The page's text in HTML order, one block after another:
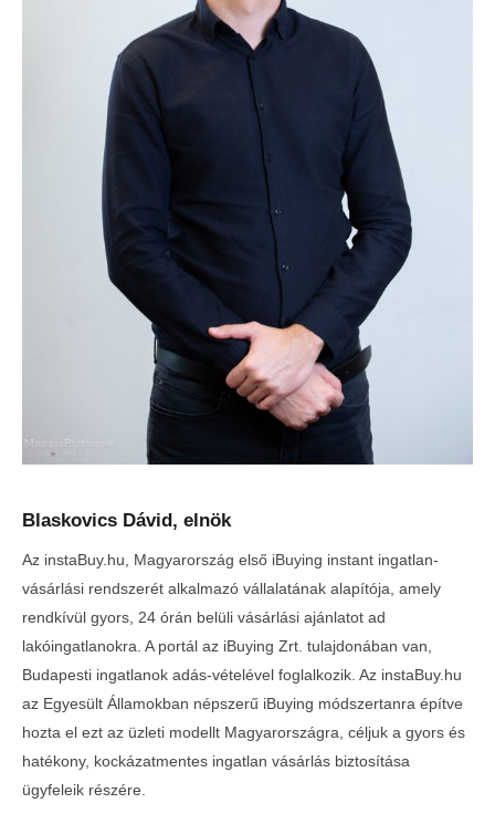
Blaskovics Dávid, elnök
Az instaBuy.hu, Magyarország első iBuying instant ingatlan-
vásárlási rendszerét alkalmazó vállalatának alapítója, amely
rendkívül gyors, 24 órán belüli vásárlási ajánlatot ad
lakóingatlanokra. A portál az iBuying Zrt. tulajdonában van,
Budapesti ingatlanok adás-vételével foglalkozik. Az instaBuy.hu
az Egyesült Államokban népszerű iBuying módszertanra építve
hozta el ezt az üzleti modellt Magyarországra, céljuk a gyors és
hatékony, kockázatmentes ingatlan vásárlás biztosítása
ügyfeleik részére.